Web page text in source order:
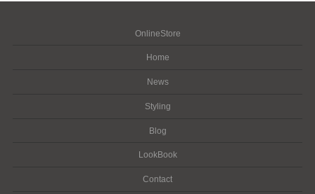
OnlineStore
Home
News
Styling
Blog
LookBook
Contact